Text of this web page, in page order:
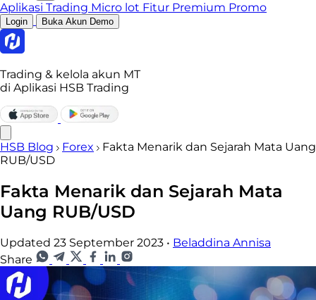
Aplikasi Trading Micro lot Fitur Premium Promo
Login Buka Akun Demo
Trading & kelola akun MT
di Aplikasi HSB Trading
HSB Blog Forex
Fakta Menarik dan Sejarah Mata Uang
RUB/USD
Fakta Menarik dan Sejarah Mata
Uang RUB/USD
Updated 23 September 2023 • Beladdina Annisa
Share